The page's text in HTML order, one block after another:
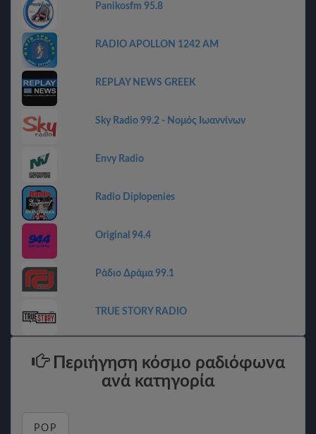
Panikosfm 95.8
RADIO APOLLON 1242 AM
REPLAY NEWS GREEK
Sky Radio 99.2 - Νομός Ιωαννίνων
Envy Radio
Radio Diplopenies
Original 94.4
Ράδιο Δράμα 99.1
TRUE STORY RADIO
Περιήγηση κόσμο ραδιόφωνα
ανά κατηγορία
POP